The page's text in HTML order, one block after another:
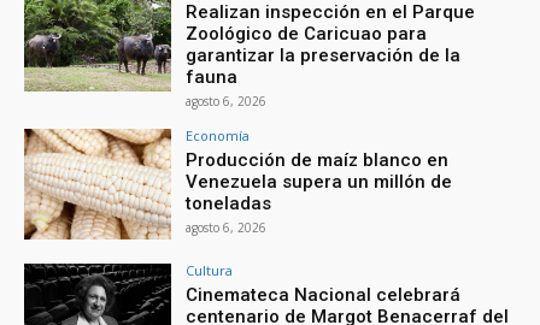
Realizan inspección en el Parque
Zoológico de Caricuao para
garantizar la preservación de la
fauna
agosto 6, 2026
Economía
Producción de maíz blanco en
Venezuela supera un millón de
toneladas
agosto 6, 2026
Cultura
Cinemateca Nacional celebrará
centenario de Margot Benacerraf del